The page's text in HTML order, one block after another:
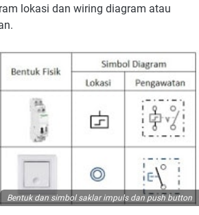
lokasi dan wiring diagram atau
Bentuk dan simbol saklar impuls dan push button